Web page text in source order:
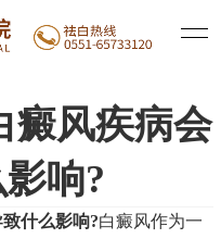
风治疗 | 白癜风常识
癜风疾病会
响?
什么影响?白癜风作为一